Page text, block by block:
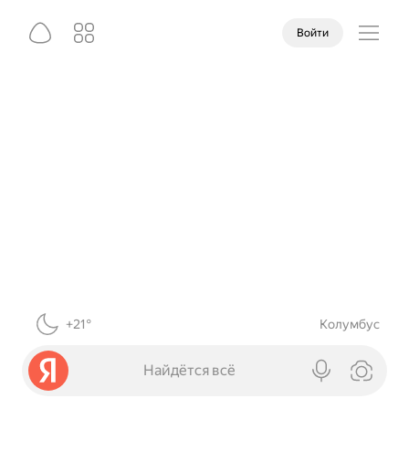
Войти
+21° Колумбус
Найдётся всё